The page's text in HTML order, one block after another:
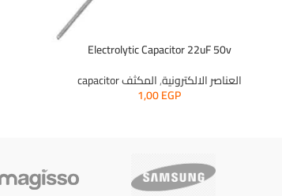
Electrolytic Capacitor 22uF 50v
العناصر الالكترونية,المكثف capacitor
1,00EGP